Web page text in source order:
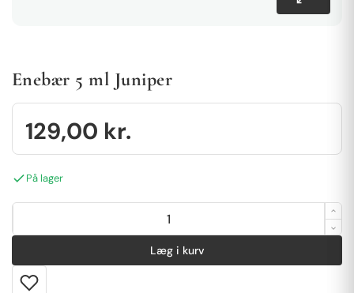
Enebær 5 ml Juniper
129,00 kr.
På lager
Læg i kurv